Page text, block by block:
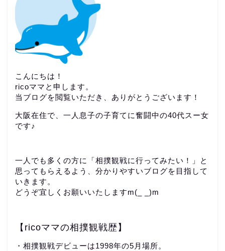
こんにちは！
ricoママと申します。
当ブログを閲覧いただき、ありがとうございます！
大阪在住で、一人息子の子育てに奮闘中の40代スー女
です♪
一人でも多くの方に「相撲観戦に行ってみたい！」と
思ってもらえるよう、分かりやすいブログを目指して
いきます。
どうぞ宜しくお願いいたしますm(_ _)m
【ricoママの相撲観戦歴】
・相撲観戦デビューは1998年の5月場所。